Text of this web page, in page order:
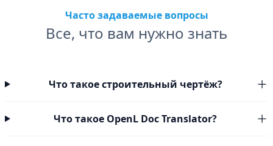
Часто задаваемые вопросы
Все, что вам нужно знать
Что такое строительный чертёж?
Что такое OpenL Doc Translator?